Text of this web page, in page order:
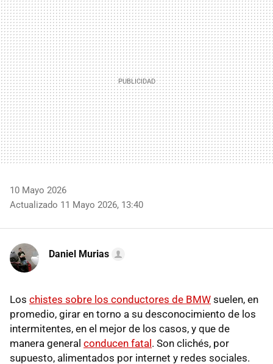
MAIL
10 Mayo 2026
Actualizado 11 Mayo 2026, 13:40
Daniel Murias
Los chistes sobre los conductores de BMW suelen, en
promedio, girar en torno a su desconocimiento de los
intermitentes, en el mejor de los casos, y que de
manera general conducen fatal . Son clichés, por
supuesto, alimentados por internet y redes sociales.